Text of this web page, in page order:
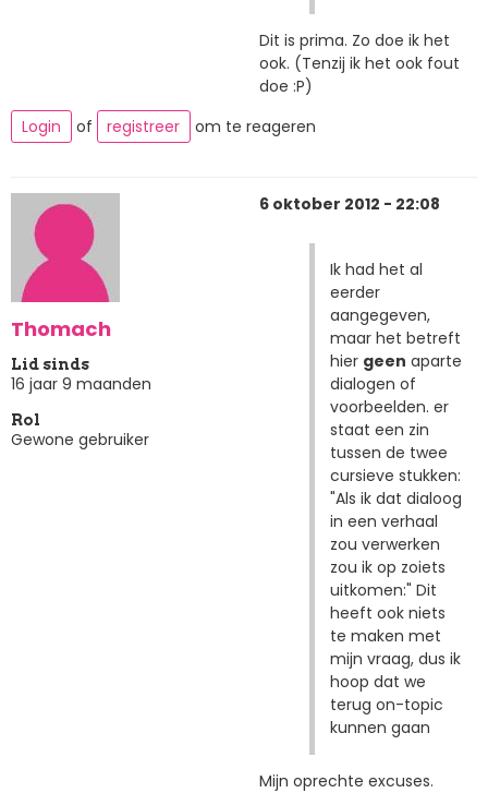
Dit is prima. Zo doe ik het
ook. (Tenzij ik het ook fout
doe :P)
Login
of registreer om te reageren
Thomach
Lid sinds
16 jaar 9 maanden
Rol
Gewone gebruiker
6 oktober 2012 - 22:08
Ik had het al
eerder
aangegeven,
maar het betreft
hier geen aparte
dialogen of
voorbeelden. er
staat een zin
tussen de twee
cursieve stukken:
"Als ik dat dialoog
in een verhaal
zou verwerken
zou ik op zoiets
uitkomen:" Dit
heeft ook niets
te maken met
mijn vraag, dus ik
hoop dat we
terug on-topic
kunnen gaan
Mijn oprechte excuses.